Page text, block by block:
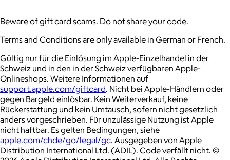
Beware of gift card scams. Do not share your code.
Terms and Conditions are only available in German or French.
Gültig nur für die Einlösung im Apple-Einzelhandel in der
Schweiz und in den in der Schweiz verfügbaren Apple-
Onlineshops. Weitere Informationen auf
support.apple.com/giftcard. Nicht bei Apple-Händlern oder
gegen Bargeld einlösbar. Kein Weiterverkauf, keine
Rückerstattung und kein Umtausch, sofern nicht gesetzlich
anders vorgeschrieben. Für unzulässige Nutzung ist Apple
nicht haftbar. Es gelten Bedingungen, siehe
apple.com/chde/go/legal/gc. Ausgegeben von Apple
Distribution International Ltd. (ADIL). Code verfällt nicht. ©